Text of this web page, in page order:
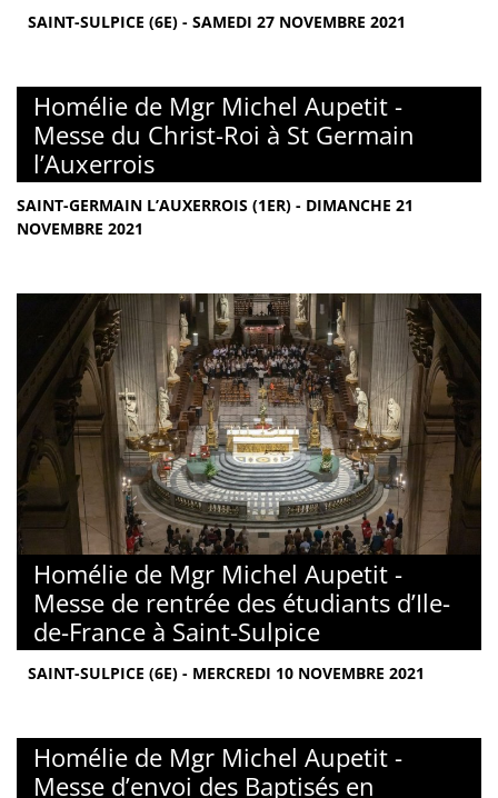
SAINT-SULPICE (6E) - SAMEDI 27 NOVEMBRE 2021
Homélie de Mgr Michel Aupetit -
Messe du Christ-Roi à St Germain
l’Auxerrois
SAINT-GERMAIN L’AUXERROIS (1ER) - DIMANCHE 21
NOVEMBRE 2021
Homélie de Mgr Michel Aupetit -
Messe de rentrée des étudiants d’Ile-
de-France à Saint-Sulpice
SAINT-SULPICE (6E) - MERCREDI 10 NOVEMBRE 2021
Homélie de Mgr Michel Aupetit -
Messe d’envoi des Baptisés en